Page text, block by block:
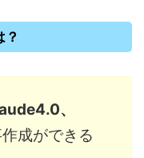
、
成ができる